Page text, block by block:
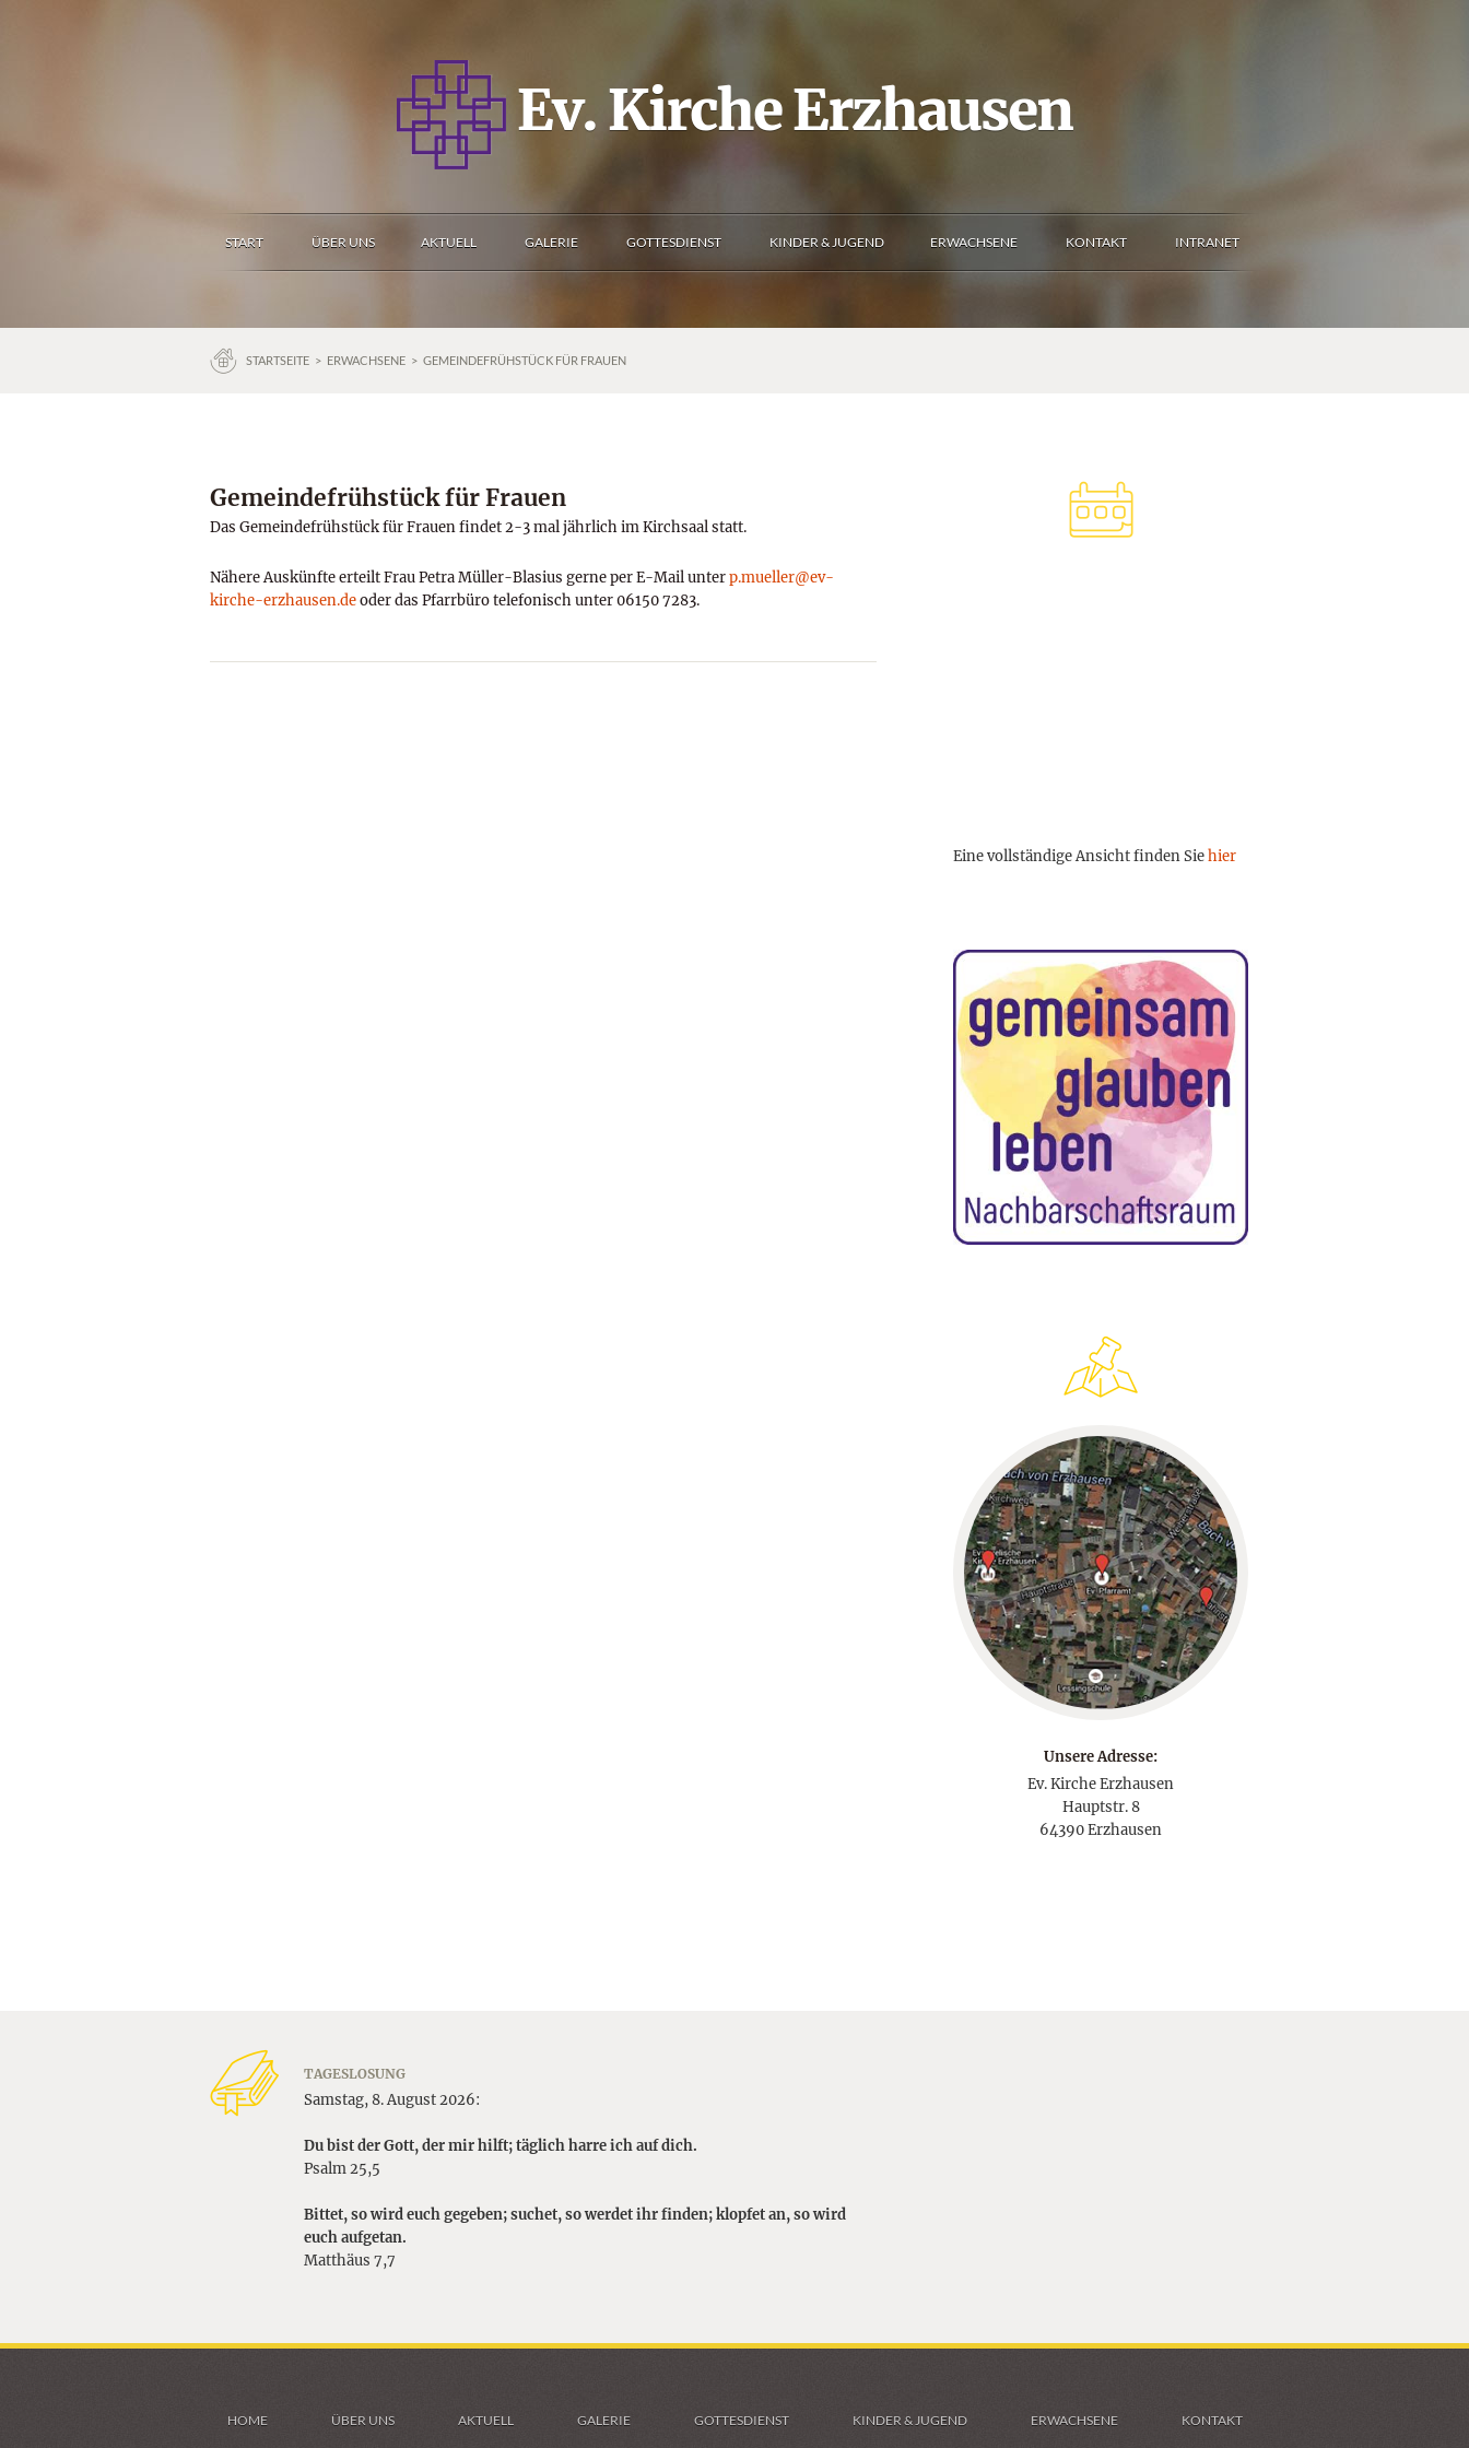
Ev. Kirche Erzhausen
START ÜBER UNS AKTUELL GALERIE GOTTESDIENST KINDER & JUGEND ERWACHSENE KONTAKT INTRANET
STARTSEITE > ERWACHSENE > GEMEINDEFRÜHSTÜCK FÜR FRAUEN
Gemeindefrühstück für Frauen
Das Gemeindefrühstück für Frauen findet 2-3 mal jährlich im Kirchsaal statt.
Nähere Auskünfte erteilt Frau Petra Müller-Blasius gerne per E-Mail unterp.mueller@ev-
kirche-erzhausen.deoder das Pfarrbüro telefonisch unter 06150 7283.
Eine vollständige Ansicht finden Siehier
Unsere Adresse:
Ev. Kirche Erzhausen
Hauptstr. 8
64390 Erzhausen
TAGESLOSUNG
Samstag, 8. August 2026:
Du bist der Gott, der mir hilft; täglich harre ich auf dich.
Psalm 25,5
Bittet, so wird euch gegeben; suchet, so werdet ihr finden; klopfet an, so wird
euch aufgetan.
Matthäus 7,7
HOME ÜBER UNS AKTUELL GALERIE GOTTESDIENST KINDER & JUGEND ERWACHSENE KONTAKT